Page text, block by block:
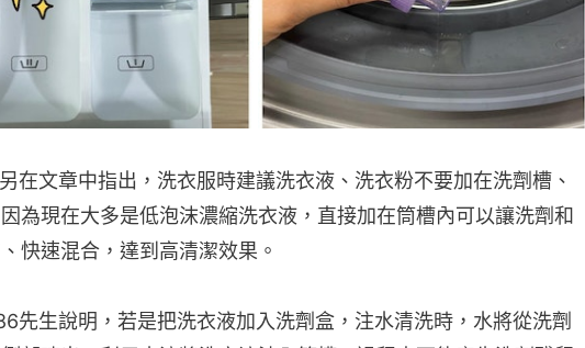
在文章中指出，洗衣服時建議洗衣液、洗衣粉不要加在洗劑槽、
為現在大多是低泡沫濃縮洗衣液，直接加在筒槽內可以讓洗劑和
快速混合，達到高清潔效果。
先生說明，若是把洗衣液加入洗劑盒，注水清洗時，水將從洗劑